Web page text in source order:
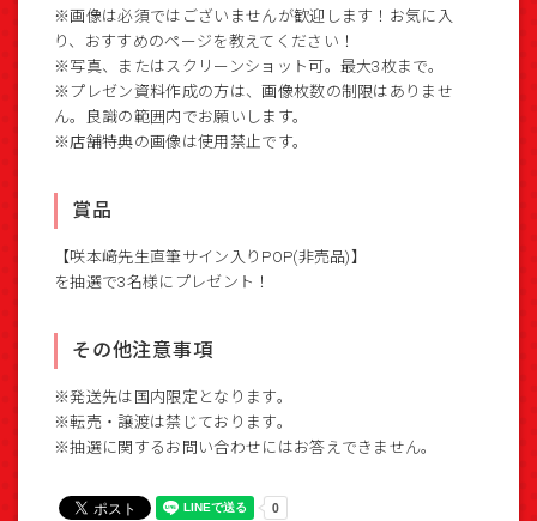
※画像は必須ではございませんが歓迎します！お気に入
り、おすすめのページを教えてください！
※写真、またはスクリーンショット可。最大3枚まで。
※プレゼン資料作成の方は、画像枚数の制限はありませ
ん。良識の範囲内でお願いします。
※店舗特典の画像は使用禁止です。
賞品
【咲本﨑先生直筆サイン入りPOP(非売品)】
を抽選で3名様にプレゼント！
その他注意事項
※発送先は国内限定となります。
※転売・譲渡は禁じております。
※抽選に関するお問い合わせにはお答えできません。